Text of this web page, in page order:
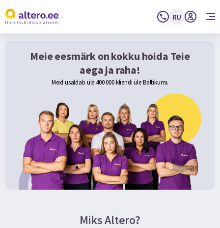
RU
Meie eesmärk on kokku hoida Teie
aega ja raha!
Meid usaldab üle 400 000 kliendi üle Baltikumi.
Miks Altero?